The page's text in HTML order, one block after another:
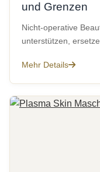
und Grenzen
Nicht-operative
unterstützen,
Mehr Details